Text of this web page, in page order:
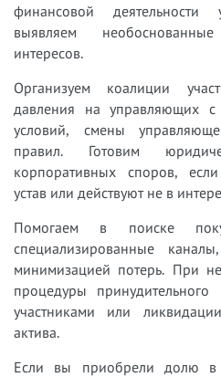
финансовой деятельности
выявляем
интересов.
Организуем коалиции
давления на управляющих с
условий, смены
правил. Готовим
корпоративных споров,
устав или действуют не в
Помогаем в поиске
специализированные
минимизацией потерь. При
процедуры
участниками или
актива.
Если вы приобрели долю